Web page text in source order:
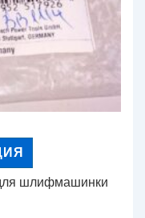
шлифмашинки